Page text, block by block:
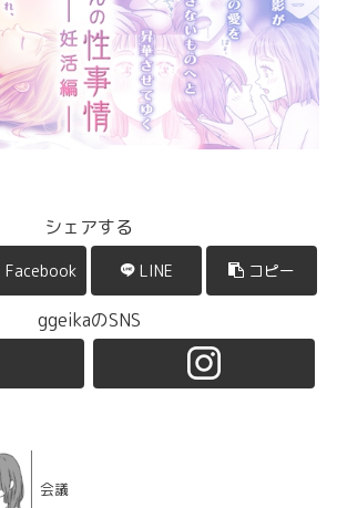
シェアする
Facebook LINE コピー
ggeikaのSNS
会議